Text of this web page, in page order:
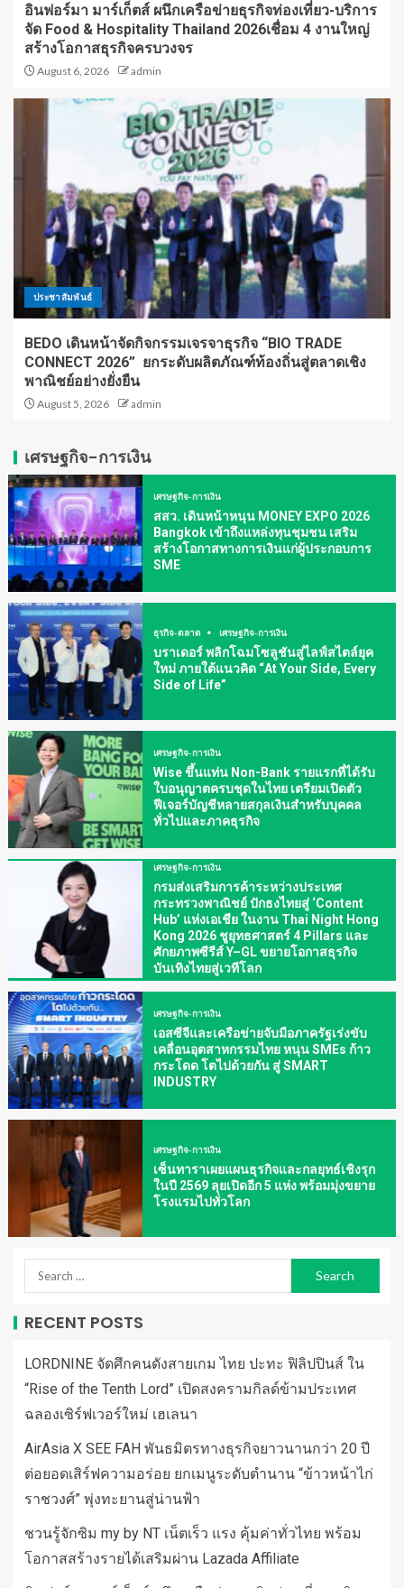
อินฟอร์มา มาร์เก็ตส์ ผนึกเครือข่ายธุรกิจท่องเที่ยว-บริการ
จัด Food & Hospitality Thailand 2026เชื่อม 4 งานใหญ่
สร้างโอกาสธุรกิจครบวงจร
August 6, 2026 admin
ประชาสัมพันธ์
BEDO เดินหน้าจัดกิจกรรมเจรจาธุรกิจ “BIO TRADE
CONNECT 2026” ยกระดับผลิตภัณฑ์ท้องถิ่นสู่ตลาดเชิง
พาณิชย์อย่างยั่งยืน
August 5, 2026 admin
เศรษฐกิจ-การเงิน
เศรษฐกิจ-การเงิน
สสว. เดินหน้าหนุน MONEY EXPO 2026
Bangkok เข้าถึงแหล่งทุนชุมชน เสริม
สร้างโอกาสทางการเงินแก่ผู้ประกอบการ
SME
ธุรกิจ-ตลาด เศรษฐกิจ-การเงิน
บราเดอร์ พลิกโฉมโซลูชันสู่ไลฟ์สไตล์ยุค
ใหม่ ภายใต้แนวคิด “At Your Side, Every
Side of Life”
เศรษฐกิจ-การเงิน
Wise ขึ้นแท่น Non-Bank รายแรกที่ได้รับ
ใบอนุญาตครบชุดในไทย เตรียมเปิดตัว
ฟีเจอร์บัญชีหลายสกุลเงินสำหรับบุคคล
ทั่วไปและภาคธุรกิจ
เศรษฐกิจ-การเงิน
กรมส่งเสริมการค้าระหว่างประเทศ
กระทรวงพาณิชย์ ปักธงไทยสู่ ‘Content
Hub’ แห่งเอเชีย ในงาน Thai Night Hong
Kong 2026 ชูยุทธศาสตร์ 4 Pillars และ
ศักยภาพซีรีส์ Y–GL ขยายโอกาสธุรกิจ
บันเทิงไทยสู่เวทีโลก
เศรษฐกิจ-การเงิน
เอสซีจีและเครือข่ายจับมือภาครัฐเร่งขับ
เคลื่อนอุตสาหกรรมไทย หนุน SMEs ก้าว
กระโดด โตไปด้วยกัน สู่ SMART
INDUSTRY
เศรษฐกิจ-การเงิน
เซ็นทาราเผยแผนธุรกิจและกลยุทธ์เชิงรุก
ในปี 2569 ลุยเปิดอีก 5 แห่ง พร้อมมุ่งขยาย
โรงแรมไปทั่วโลก
RECENT POSTS
LORDNINE จัดศึกคนดังสายเกม ไทย ปะทะ ฟิลิปปินส์ ใน
“Rise of the Tenth Lord” เปิดสงครามกิลด์ข้ามประเทศ
ฉลองเซิร์ฟเวอร์ใหม่ เฮเลนา
AirAsia X SEE FAH พันธมิตรทางธุรกิจยาวนานกว่า 20 ปี
ต่อยอดเสิร์ฟความอร่อย ยกเมนูระดับตำนาน “ข้าวหน้าไก่
ราชวงศ์” พุ่งทะยานสู่น่านฟ้า
ชวนรู้จักซิม my by NT เน็ตเร็ว แรง คุ้มค่าทั่วไทย พร้อม
โอกาสสร้างรายได้เสริมผ่าน Lazada Affiliate